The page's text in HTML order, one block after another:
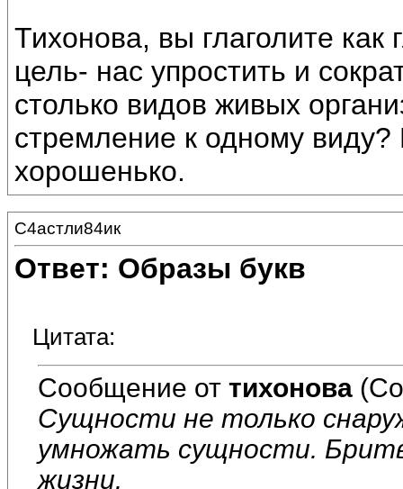
Тихонова, вы глаголите
цель- нас упростить и
столько видов живых
стремление к одному
хорошенько.
С4астли84ик
Ответ: Образы букв
Цитата:
Сообщение от тихонова
Сущности не только
умножать сущности.
жизни.